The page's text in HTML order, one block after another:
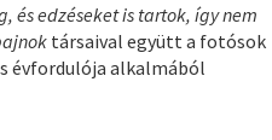
és edzéseket is tartok, így nem
társaival együtt a fotósok
évfordulója alkalmából